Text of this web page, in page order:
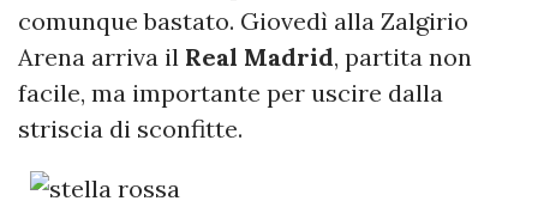
comunque bastato. Giovedì alla Zalgirio
Arena arriva il Real Madrid, partita non
facile, ma importante per uscire dalla
striscia di sconfitte.